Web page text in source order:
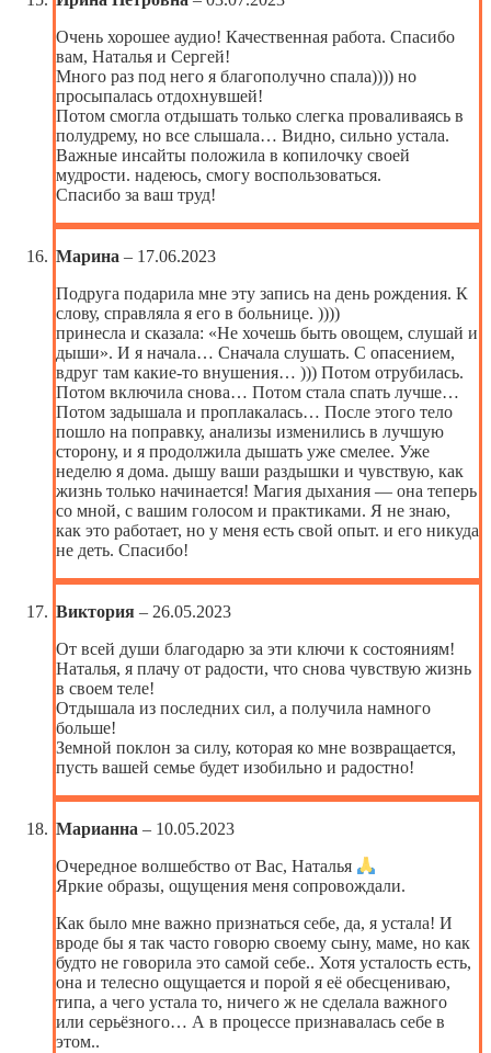
Очень хорошее аудио! Качественная работа. Спасибо
вам, Наталья и Сергей!
Много раз под него я благополучно спала)))) но
просыпалась отдохнувшей!
Потом смогла отдышать только слегка проваливаясь в
полудрему, но все слышала… Видно, сильно устала.
Важные инсайты положила в копилочку своей
мудрости. надеюсь, смогу воспользоваться.
Спасибо за ваш труд!
Марина – 17.06.2023
Подруга подарила мне эту запись на день рождения. К
слову, справляла я его в больнице. ))))
принесла и сказала: «Не хочешь быть овощем, слушай и
дыши». И я начала… Сначала слушать. С опасением,
вдруг там какие-то внушения… ))) Потом отрубилась.
Потом включила снова… Потом стала спать лучше…
Потом задышала и проплакалась… После этого тело
пошло на поправку, анализы изменились в лучшую
сторону, и я продолжила дышать уже смелее. Уже
неделю я дома. дышу ваши раздышки и чувствую, как
жизнь только начинается! Магия дыхания — она теперь
со мной, с вашим голосом и практиками. Я не знаю,
как это работает, но у меня есть свой опыт. и его никуда
не деть. Спасибо!
Виктория – 26.05.2023
От всей души благодарю за эти ключи к состояниям!
Наталья, я плачу от радости, что снова чувствую жизнь
в своем теле!
Отдышала из последних сил, а получила намного
больше!
Земной поклон за силу, которая ко мне возвращается,
пусть вашей семье будет изобильно и радостно!
Марианна – 10.05.2023
Очередное волшебство от Вас, Наталья
Яркие образы, ощущения меня сопровождали.
Как было мне важно признаться себе, да, я устала! И
вроде бы я так часто говорю своему сыну, маме, но как
будто не говорила это самой себе.. Хотя усталость есть,
она и телесно ощущается и порой я её обесцениваю,
типа, а чего устала то, ничего ж не сделала важного
или серьёзного… А в процессе признавалась себе в
этом..